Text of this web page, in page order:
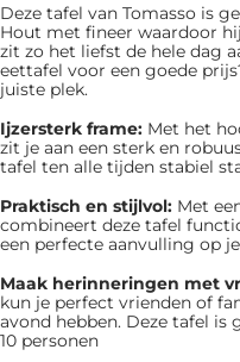
Deze tafel van Tomasso is
Hout met fineer waardoor
zit zo het liefst de hele dag
eettafel voor een goede
juiste plek.
Ijzersterk frame: Met het
zit je aan een sterk en
tafel ten alle tijden stabiel
Praktisch en stijlvol: Met
combineert deze tafel
een perfecte aanvulling op
Maak herinneringen met
kun je perfect vrienden of
avond hebben. Deze tafel is
10 personen